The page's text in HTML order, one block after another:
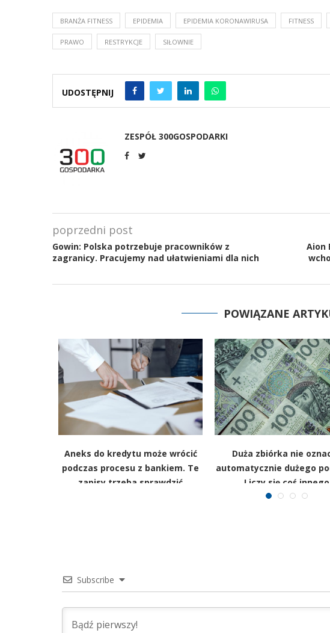
BRANŻA FITNESS EPIDEMIA EPIDEMIA KORONAWIRUSA FITNESS
PRAWO RESTRYKCJE SIŁOWNIE
UDOSTĘPNIJ
ZESPÓŁ 300GOSPODARKI
poprzedni post
Gowin: Polska potrzebuje pracowników z
zagranicy. Pracujemy nad ułatwieniami dla nich
Aion
POWIĄZANE
Aneks do kredytu może wrócić
podczas procesu z bankiem. Te
zapisy trzeba sprawdzić
Duża zbiórka nie
automatycznie dużego
Liczy się coś innego
Subscribe